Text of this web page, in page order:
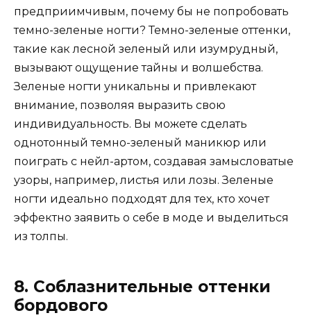
предприимчивым, почему бы не попробовать
темно-зеленые ногти? Темно-зеленые оттенки,
такие как лесной зеленый или изумрудный,
вызывают ощущение тайны и волшебства.
Зеленые ногти уникальны и привлекают
внимание, позволяя выразить свою
индивидуальность. Вы можете сделать
однотонный темно-зеленый маникюр или
поиграть с нейл-артом, создавая замысловатые
узоры, например, листья или лозы. Зеленые
ногти идеально подходят для тех, кто хочет
эффектно заявить о себе в моде и выделиться
из толпы.
8. Соблазнительные оттенки
бордового